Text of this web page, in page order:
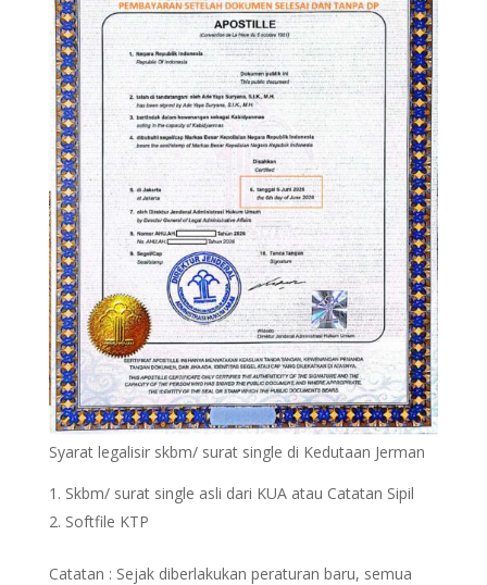
Syarat legalisir skbm/ surat single di Kedutaan Jerman
Skbm/ surat single asli dari KUA atau Catatan Sipil
Softfile KTP
Catatan : Sejak diberlakukan peraturan baru, semua